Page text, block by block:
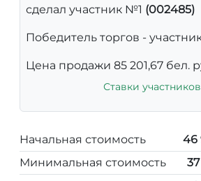
сделал участник №1 (002485)
Победитель торгов -
Цена продажи 85 201,67 бел.
Ставки участников
Начальная стоимость 46
Минимальная стоимость